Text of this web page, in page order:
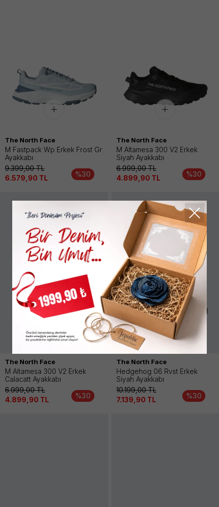
The North Face
M Fastpack Wp Erkek Frost Gr
Ayakkabı
9.399,00TL
6.579,90 TL %30
The North Face
M Altamesa 300 V2 Erkek
Siyah Ayakkabı
6.999,00TL
4.899,90 TL %30
The North Face
M Altamesa 300 V2 Erkek
Calacatt Ayakkabı
6.999,00TL
4.899,90 TL %30
The North Face
Hedgehog 06 Rvst Erkek
Siyah Ayakkabı
10.199,00TL
7.139,90 TL %30